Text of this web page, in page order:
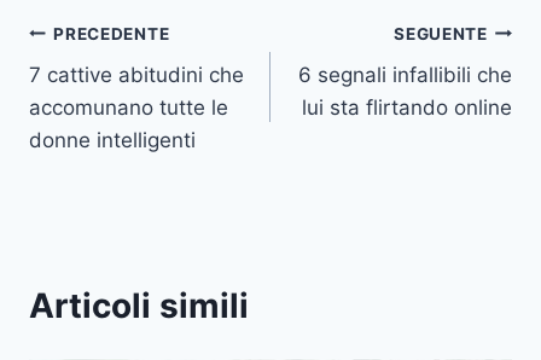
Navigazione
articoli
PRECEDENTE
7 cattive abitudini che
accomunano tutte le
donne intelligenti
SEGUENTE
6 segnali infallibili che
lui sta flirtando online
Articoli simili